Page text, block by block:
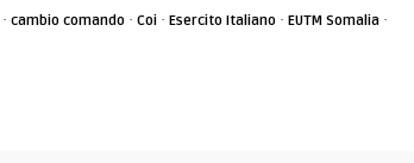
· cambio comando · Coi · Esercito Italiano · EUTM Somalia ·